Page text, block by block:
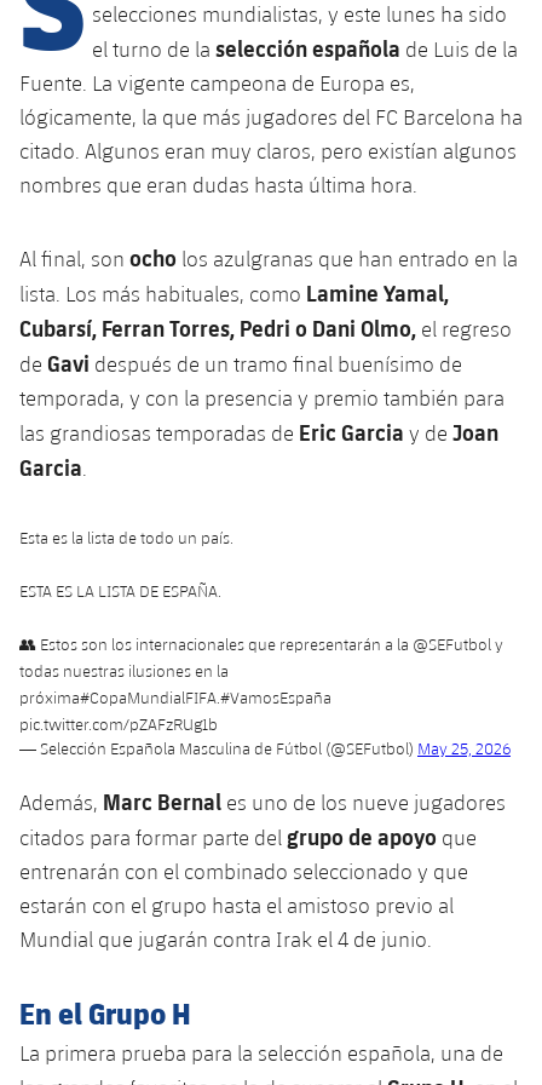
plusicon
más
Instalaciones
Palau Blaugrana
Estadi Johan Cruyff
Barça Cafe
Ciutat Esportiva
La Masia
plusicon
más
Servicios Médicos
SUB13
SUB12
SUB11 A
SUB10 A
SUB9 A
SUB8 A
SUB8 B
SUB13 B
SUB12 C
Entradas
Gameday Shows
Resultados
Clasificación
Jugadores
Fotos
Historia
Base
Barça Atlètic
Junior
Cadete A
Cadete B
Infantil B
Mini
Campus Verano
PLUSICON
MÁS
Primer Equipo
plusicon
más
Actualidad
Calendario
Entradas
Resultados
Clasificaciones
Palmarés
Actualidad
Calendario
Resultados
Clasificaciones
Base
plusicon
Actualidad
Juvenil
Infantil B
PLUSICON
MÁS
Primer equipo
plusicon
más
Calendario
Entradas
Resultados
Clasificaciones
Fotos
Palmarés
Historia
Actualidad
Calendario
Resultados
Jugadores
Base
plusicon
más
Actualidad
Juvenil
Cadete
Alevín
Campus Verano
PLUSICON
MÁS
Primer equipo
plusicon
más
Actualidad
Calendario
Entradas
Clasificaciones
Barça Atlètic
plusicon
más
Actualidad
Calendario
Jugadores
Base
plusicon
más
Actualidad
Junior
Campus Verano
PLUSICON
MÁS
Información general
plusicon
más
selecciones mundialistas, y este lunes ha sido
el turno de la selección española de Luis de la
Fuente. La vigente campeona de Europa es,
lógicamente, la que más jugadores del FC Barcelona ha
citado. Algunos eran muy claros, pero existían algunos
nombres que eran dudas hasta última hora.
Al final, son ocho los azulgranas que han entrado en la
lista. Los más habituales, como Lamine Yamal,
Cubarsí, Ferran Torres, Pedri o Dani Olmo, el regreso
de Gavi después de un tramo final buenísimo de
temporada, y con la presencia y premio también para
las grandiosas temporadas de Eric Garcia y de Joan
Garcia
Esta es la lista de todo un país.
ESTA ES LA LISTA DE ESPAÑA.
👥 Estos son los internacionales que representarán a la @SEFutbol y
todas nuestras ilusiones en la
próxima#CopaMundialFIFA #VamosEspaña
pic.twitter.com/pZAFzRUg1b
— Selección Española Masculina de Fútbol (@SEFutbol) May 25, 2026
Además, Marc Bernal es uno de los nueve jugadores
citados para formar parte del grupo de apoyo que
entrenarán con el combinado seleccionado y que
estarán con el grupo hasta el amistoso previo al
Mundial que jugarán contra Irak el 4 de junio.
En el Grupo H
La primera prueba para la selección española, una de